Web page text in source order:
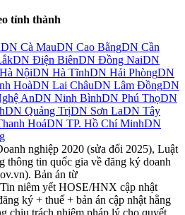
tỉnh thành
DN Cà MauDN Cao BằngDN Cần
DN Điện BiênDN Đồng NaiDN
Hà NộiDN Hà TĩnhDN Hải PhòngDN
HoàDN Lai ChâuDN Lâm ĐồngDN
AnDN Ninh BìnhDN Phú ThọDN
DN Quảng TrịDN Sơn LaDN Tây
HoáDN TP. Hồ Chí MinhDN
nghiệp 2020 (sửa đổi 2025), Luật
thông tin quốc gia về đăng ký doanh
Bản án từ
niêm yết HOSE/HNX cập nhật
ký + thuế + bản án cập nhật hằng